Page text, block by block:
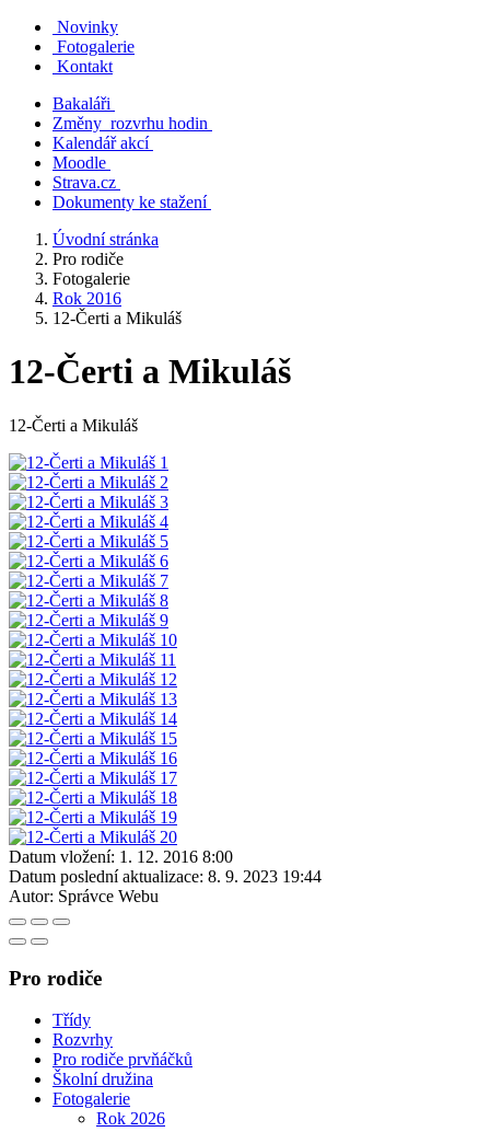
Novinky
Fotogalerie
Kontakt
Bakaláři
Změny rozvrhu hodin
Kalendář akcí
Moodle
Strava.cz
Dokumenty ke stažení
Úvodní stránka
Pro rodiče
Fotogalerie
Rok 2016
12-Čerti a Mikuláš
12-Čerti a Mikuláš
12-Čerti a Mikuláš
Datum vložení: 1. 12. 2016 8:00
Datum poslední aktualizace: 8. 9. 2023 19:44
Autor: Správce Webu
Pro rodiče
Třídy
Rozvrhy
Pro rodiče prvňáčků
Školní družina
Fotogalerie
Rok 2026